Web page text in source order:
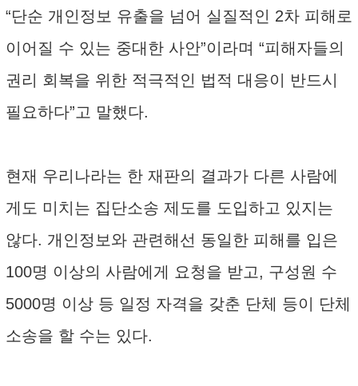
“단순 개인정보 유출을 넘어 실질적인 2차 피해로
이어질 수 있는 중대한 사안”이라며 “피해자들의
권리 회복을 위한 적극적인 법적 대응이 반드시
필요하다”고 말했다.
현재 우리나라는 한 재판의 결과가 다른 사람에
게도 미치는 집단소송 제도를 도입하고 있지는
않다. 개인정보와 관련해선 동일한 피해를 입은
100명 이상의 사람에게 요청을 받고, 구성원 수
5000명 이상 등 일정 자격을 갖춘 단체 등이 단체
소송을 할 수는 있다.